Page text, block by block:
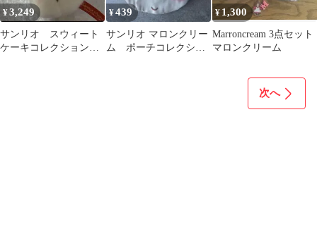
¥3,249
サンリオ スウィート
ケーキコレクション
¥439
サンリオ マロンクリー
ム ポーチコレクショ
¥ 1,300
Marroncream 3点セット
マロンクリーム
次へ